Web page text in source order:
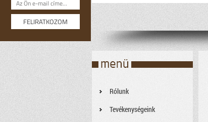
Rólunk
Tevékenységeink